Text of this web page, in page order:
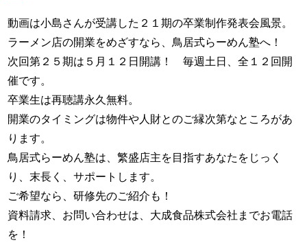
動画は小島さんが受講した２１期の卒業制作発表会風景。
ラーメン店の開業をめざすなら、鳥居式らーめん塾へ！
次回第２５期は５月１２日開講！ 毎週土日、全１２回開
催です。
卒業生は再聴講永久無料。
開業のタイミングは物件や人財とのご縁次第なところがあ
ります。
鳥居式らーめん塾は、繁盛店主を目指すあなたをじっく
り、末長く、サポートします。
ご希望なら、研修先のご紹介も！
資料請求、お問い合わせは、大成食品株式会社までお電話
を！